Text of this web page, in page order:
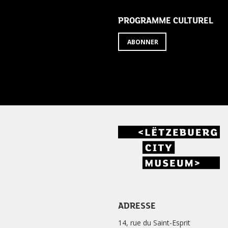
PROGRAMME CULTUREL
ABONNER
ADRESSE
14, rue du Saint-Esprit